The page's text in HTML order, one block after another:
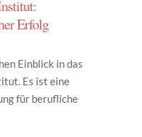
Erfolg
Einblick in das
Es ist eine
für berufliche